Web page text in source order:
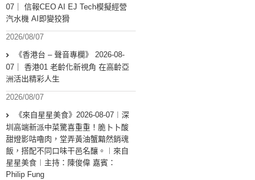
07｜ 信報CEO AI EJ Tech模擬經營
汽水機 AI即變狡猾
2026/08/07
《香港台 – 聲音專欄》 2026-08-
07｜ 香港01 老齡化新視角 在高齡亞
洲活出精彩人生
2026/08/07
《來自星星美食》2026-08-07︱深
圳高端新派中菜驚喜重重！脆卜卜酸
甜燈影咕嚕肉，堂弄黃油蟹黯然銷魂
飯，搭配不同口味干邑名釀。︱來自
星星美食︱主持：陳俊偉 嘉賓：
Philip Fung